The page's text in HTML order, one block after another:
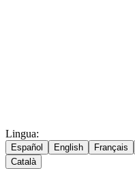
Lingua:
Español English Français
Català